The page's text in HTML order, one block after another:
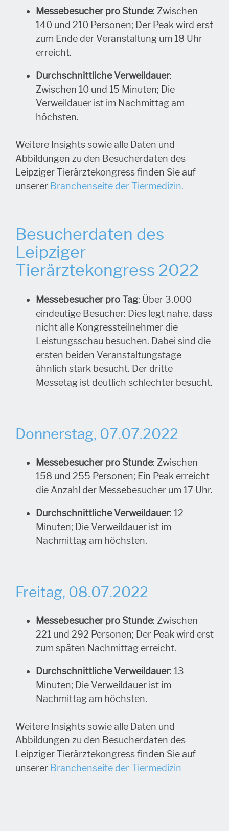
Messebesucher pro Stunde: Zwischen
140 und 210 Personen; Der Peak wird erst
zum Ende der Veranstaltung um 18 Uhr
erreicht.
Durchschnittliche Verweildauer:
Zwischen 10 und 15 Minuten; Die
Verweildauer ist im Nachmittag am
höchsten.
Weitere Insights sowie alle Daten und
Abbildungen zu den Besucherdaten des
Leipziger Tierärztekongress finden Sie auf
unserer Branchenseite der Tiermedizin.
Besucherdaten des
Leipziger
Tierärztekongress 2022
Messebesucher pro Tag: Über 3.000
eindeutige Besucher: Dies legt nahe, dass
nicht alle Kongressteilnehmer die
Leistungsschau besuchen. Dabei sind die
ersten beiden Veranstaltungstage
ähnlich stark besucht. Der dritte
Messetag ist deutlich schlechter besucht.
Donnerstag, 07.07.2022
Messebesucher pro Stunde: Zwischen
158 und 255 Personen; Ein Peak erreicht
die Anzahl der Messebesucher um 17 Uhr.
Durchschnittliche Verweildauer: 12
Minuten; Die Verweildauer ist im
Nachmittag am höchsten.
Freitag, 08.07.2022
Messebesucher pro Stunde: Zwischen
221 und 292 Personen; Der Peak wird erst
zum späten Nachmittag erreicht.
Durchschnittliche Verweildauer: 13
Minuten; Die Verweildauer ist im
Nachmittag am höchsten.
Weitere Insights sowie alle Daten und
Abbildungen zu den Besucherdaten des
Leipziger Tierärztekongress finden Sie auf
unserer Branchenseite der Tiermedizin